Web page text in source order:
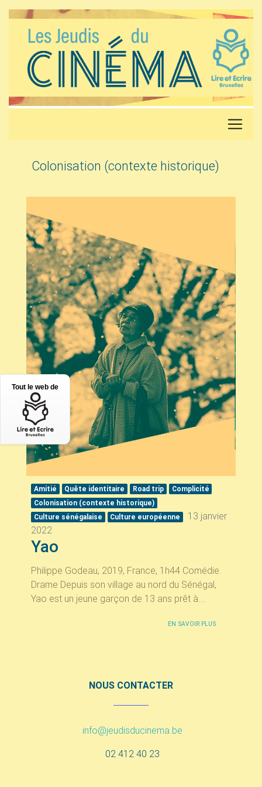
Colonisation (contexte historique)
Amitié Quête identitaire Road trip
Complicité
Colonisation (contexte historique)
Culture sénégalaise
Culture européenne
13 janvier
2022
Yao
Philippe Godeau, 2019, France, 1h44 Comédie.
Drame Depuis son village au nord du Sénégal,
Yao est un jeune garçon de 13 ans prêt à...
EN SAVOIR PLUS
NOUS CONTACTER
info@jeudisducinema.be
02 412 40 23
Tout le web de